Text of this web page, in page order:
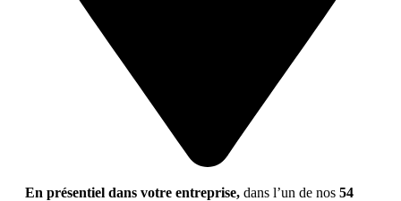
En présentiel dans votre entreprise, dans l’un de nos 54